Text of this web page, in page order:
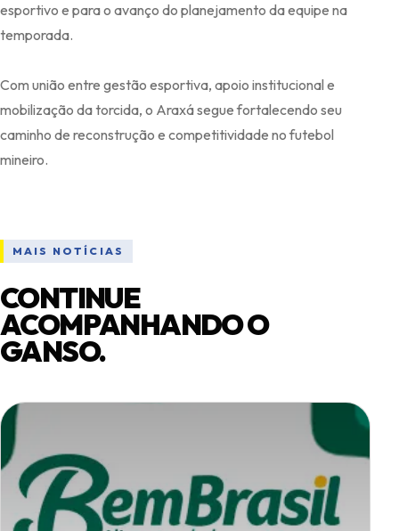
esportivo e para o avanço do planejamento da equipe na
temporada.
Com união entre gestão esportiva, apoio institucional e
mobilização da torcida, o Araxá segue fortalecendo seu
caminho de reconstrução e competitividade no futebol
MAIS NOTÍCIAS
CONTINUE
ACOMPANHANDO O
GANSO.